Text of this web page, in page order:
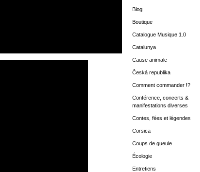
Blog
Boutique
Catalogue Musique 1.0
Catalunya
Cause animale
Česká republika
Comment commander !?
Conférence, concerts &
manifestations diverses
Contes, fées et légendes
Corsica
Coups de gueule
Écologie
Entretiens